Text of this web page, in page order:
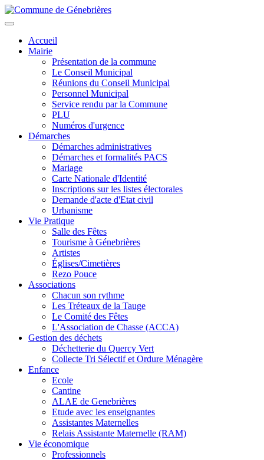
Aller
au
principal
Toggle
navigationAccueil
Mairie
Présentation de la commune
Le Conseil Municipal
Réunions du Conseil Municipal
Personnel Municipal
Service rendu par la Commune
PLU
Numéros d'urgence
Démarches
Démarches administratives
Démarches et formalités PACS
Mariage
Carte Nationale d'Identité
Inscriptions sur les listes électorales
Demande d'acte d'Etat civil
Urbanisme
Vie Pratique
Salle des Fêtes
Tourisme à Génebrières
Artistes
Églises/Cimetières
Rezo Pouce
Associations
Chacun son rythme
Les Tréteaux de la Tauge
Le Comité des Fêtes
L'Association de Chasse (ACCA)
Gestion des déchets
Déchetterie du Quercy Vert
Collecte Tri Sélectif et Ordure Ménagère
Enfance
Ecole
Cantine
ALAE de Genebrières
Etude avec les enseignantes
Assistantes Maternelles
Relais Assistante Maternelle (RAM)
Vie économique
Professionnels